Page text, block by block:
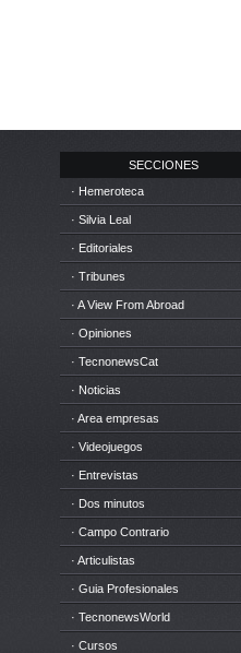
SECCIONES
· Hemeroteca
· Silvia Leal
· Editoriales
· Tribunes
· A View From Abroad
· Opiniones
· TecnonewsCat
· Noticias
· Area empresas
· Videojuegos
· Entrevistas
· Dos minutos
· Campo Contrario
· Articulistas
· Guia Profesionales
· TecnonewsWorld
· Cursos